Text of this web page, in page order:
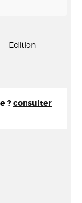
Edition
? consulter